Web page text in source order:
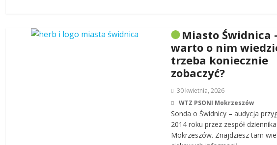
Miasto Świdnica
warto o nim
trzeba koniecznie
zobaczyć?
30 kwietnia, 2026
WTZ PSONI Mokrzeszów
Sonda o Świdnicy – audycja
2014 roku przez zespół
Mokrzeszów. Znajdziesz tam